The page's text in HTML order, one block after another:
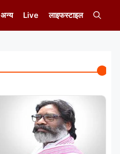
अन्य Live लाइफस्टाइल